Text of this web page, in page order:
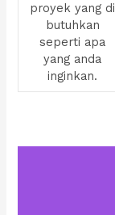
proyek yang di
butuhkan
seperti apa
yang anda
inginkan.